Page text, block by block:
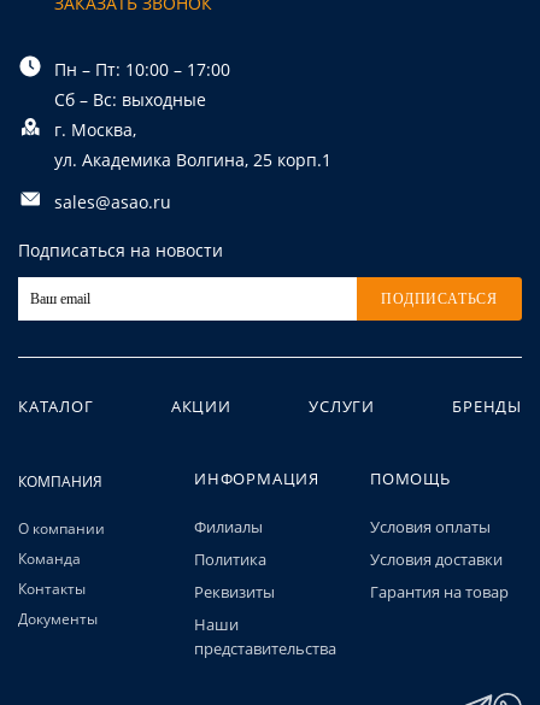
Пн – Пт: 10:00 – 17:00
Сб – Вс: выходные
г. Москва,
ул. Академика Волгина, 25 корп.1
sales@asao.ru
Подписаться на новости
ПОДПИСАТЬСЯ
КАТАЛОГ АКЦИИ УСЛУГИ БРЕНДЫ
КОМПАНИЯ
О компании
Команда
Контакты
Документы
ИНФОРМАЦИЯ
Филиалы
Политика
Реквизиты
Наши
представительства
ПОМОЩЬ
Условия оплаты
Условия доставки
Гарантия на товар